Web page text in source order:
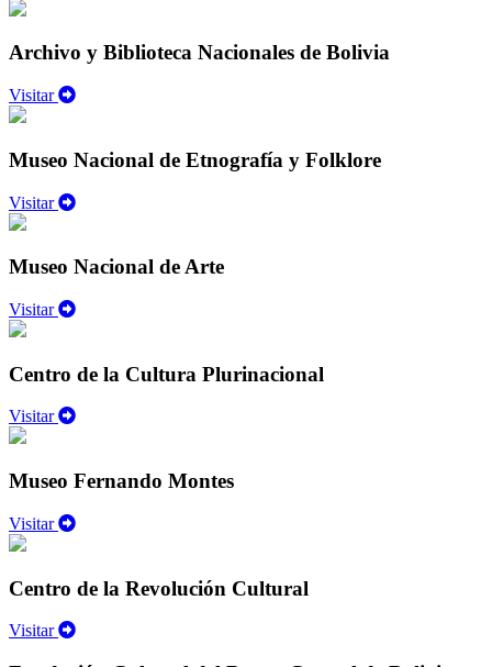
Archivo y Biblioteca Nacionales de Bolivia
Visitar
Museo Nacional de Etnografía y Folklore
Visitar
Museo Nacional de Arte
Visitar
Centro de la Cultura Plurinacional
Visitar
Museo Fernando Montes
Visitar
Centro de la Revolución Cultural
Visitar